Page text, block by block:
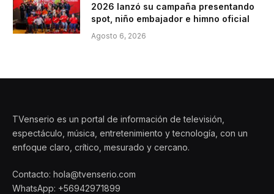
2026 lanzó su campaña presentando
spot, niño embajador e himno oficial
Agosto 6, 2026
TVenserio es un portal de información de televisión,
espectáculo, música, entretenimiento y tecnología, con un
enfoque claro, crítico, mesurado y cercano.
Contacto: hola@tvenserio.com
WhatsApp: +56942971899